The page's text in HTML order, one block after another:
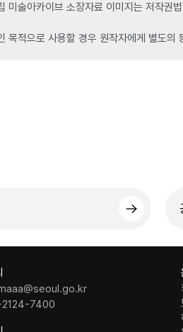
미술아카이브 소장자료 이미지는 저작권
목적으로 사용할 경우 원작자에게 별도의
7400